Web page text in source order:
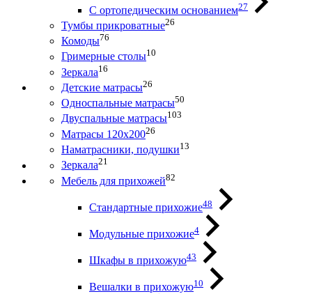
С ортопедическим основанием27
Тумбы прикроватные26
Комоды76
Гримерные столы10
Зеркала16
Детские матрасы26
Односпальные матрасы50
Двуспальные матрасы103
Матрасы 120х20026
Наматрасники, подушки13
Зеркала21
Мебель для прихожей82
Стандартные прихожие48
Модульные прихожие4
Шкафы в прихожую43
Вешалки в прихожую10